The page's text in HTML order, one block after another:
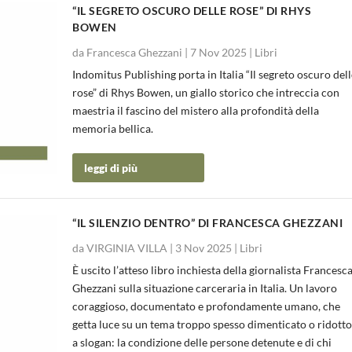
“IL SEGRETO OSCURO DELLE ROSE” DI RHYS
BOWEN
da Francesca Ghezzani |7 Nov 2025 | Libri
Indomitus Publishing porta in Italia “Il segreto oscuro
rose” di Rhys Bowen, un giallo storico che intreccia con
maestria il fascino del mistero alla profondità della
memoria bellica.
leggi di più
“IL SILENZIO DENTRO” DI FRANCESCA GHEZZANI
daVIRGINIA VILLA | 3 Nov 2025 | Libri
È uscito l’atteso libro inchiesta della giornalista Francesca
Ghezzani sulla situazione carceraria in Italia. Un lavoro
coraggioso, documentato e profondamente umano, che
getta luce su un tema troppo spesso dimenticato o ridotto
a slogan: la condizione delle persone detenute e di chi